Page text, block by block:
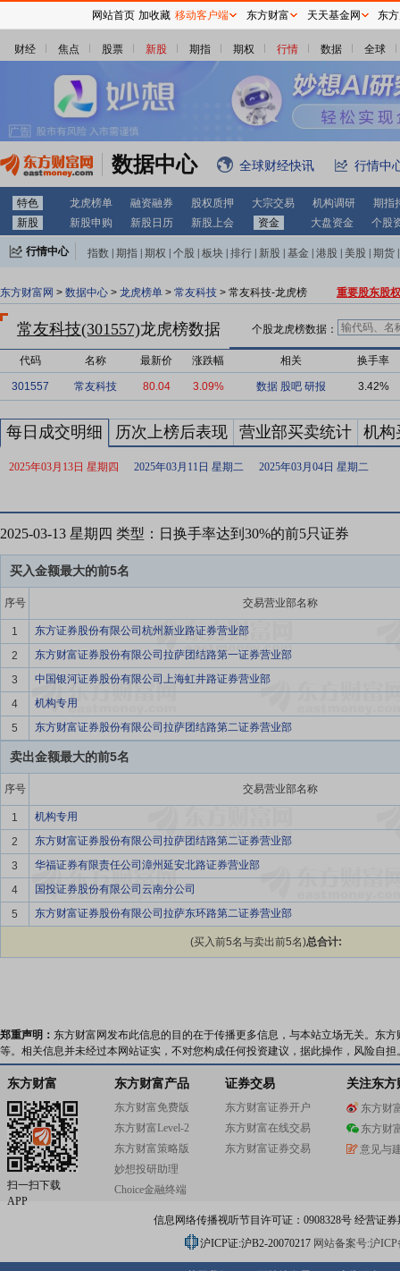
财经 焦点 股票 新股 期指 期权 行情 数据 全球
数据中心 全球财经快讯 行情中
特色 龙虎榜单 融资融券 股权质押 大宗交易 机构调研
期指
新股
新股申购 新股日历 新股上会 资金 大盘资金 个股
行情中心 指数 期指 期权 个股 板块 排行 新股 基金 港股 美股 期货
东方财富网 > 数据中心 > 龙虎榜单 > 常友科技 > 常友科技-龙虎榜 重要股东股
常友科技(301557)龙虎榜数据 个股龙虎榜数据：
代码 名称 最新价 涨跌幅 相关 换手率
301557 常友科技 80.04 3.09% 数据 股吧 研报 3.42%
每日成交明细 历次上榜后表现 营业部买卖统计 机构
2025年03月13日 星期四 2025年03月11日 星期二 2025年03月04日 星期二
2025-03-13 星期四 类型：日换手率达到30%的前5只证券
买入金额最大的前5名
序号 交易营业部名称
1
东方证券股份有限公司杭州新业路证券营业部
2
东方财富证券股份有限公司拉萨团结路第一证券营业部
3
中国银河证券股份有限公司上海虹井路证券营业部
4
机构专用
5
东方财富证券股份有限公司拉萨团结路第二证券营业部
卖出金额最大的前5名
序号 交易营业部名称
1
机构专用
2
东方财富证券股份有限公司拉萨团结路第二证券营业部
3
华福证券有限责任公司漳州延安北路证券营业部
4
国投证券股份有限公司云南分公司
5
东方财富证券股份有限公司拉萨东环路第二证券营业部
(买入前5名与卖出前5名)总合计:
郑重声明： 东方财富网发布此信息的目的在于传播更多信息，与本站立场无关。东
等。相关信息并未经过本网站证实，不对您构成任何投资建议，据此操作，风险自担
网站首页 加收藏 移动客户端 东方财富 天天基金网 东